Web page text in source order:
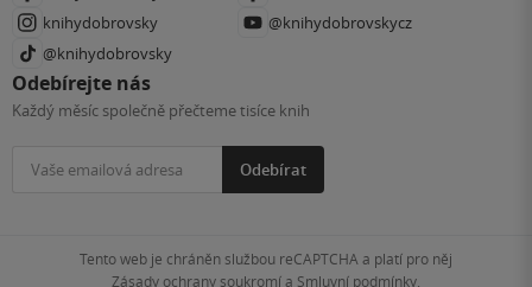
knihydobrovsky
@knihydobrovskycz
@knihydobrovsky
Odebírejte nás
Každý měsíc společně přečteme tisíce knih
Odebírat
Tento web je chráněn službou reCAPTCHA a platí pro něj
Zásady ochrany soukromía Smluvní podmínky